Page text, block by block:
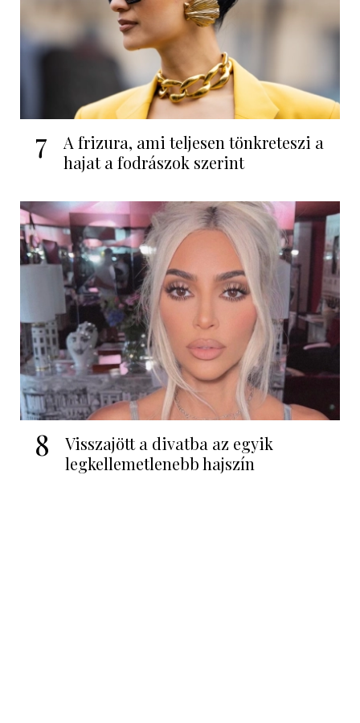
7
A frizura, ami teljesen tönkreteszi a
hajat a fodrászok szerint
8
Visszajött a divatba az egyik
legkellemetlenebb hajszín